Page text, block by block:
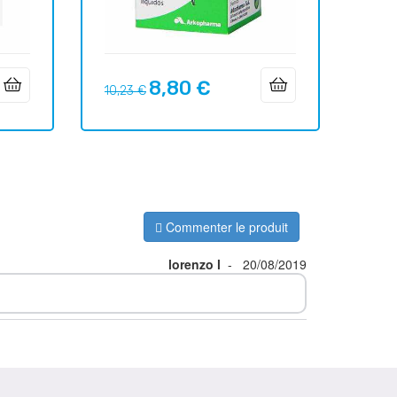
Prix
10,23 € Prix
8,80 €
Commenter le produit
lorenzo l -
20/08/2019